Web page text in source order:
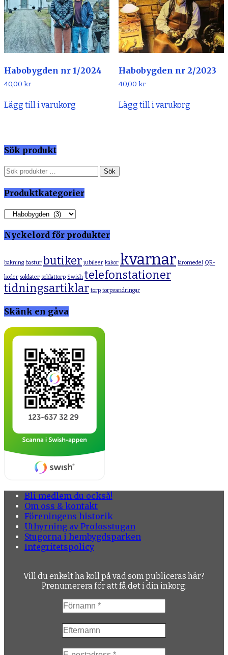
Habobygden nr 1/2024
40,00 kr
Lägg till i varukorg
Habobygden nr 2/2023
40,00 kr
Lägg till i varukorg
Sök produkt
Sök
Sök
Produktkategorier
Nyckelord för produkter
bakning bastur butiker jubileer kakor kvarnar läromedel QR-
koder soldater soldattorp Swish telefonstationer
tidningsartiklar torp torpvandringar
Skänk en gåva
Bli medlem du också!
Om oss & kontakt
Föreningens historik
Uthyrning av Profosstugan
Stugorna i hembygdsparken
Integritetspolicy
Vill du enkelt ha koll på vad som publiceras här?
Prenumerera för att få det i din inkorg: